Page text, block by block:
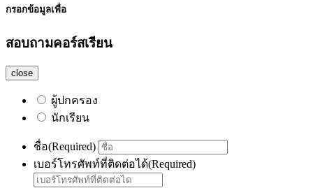
กรอกข้อมูลเพื่อ
สอบถามคอร์สเรียน
close
ผู้ปกครอง
นักเรียน
ชื่อ(Required)
เบอร์โทรศัพท์ที่ติดต่อได้(Required)